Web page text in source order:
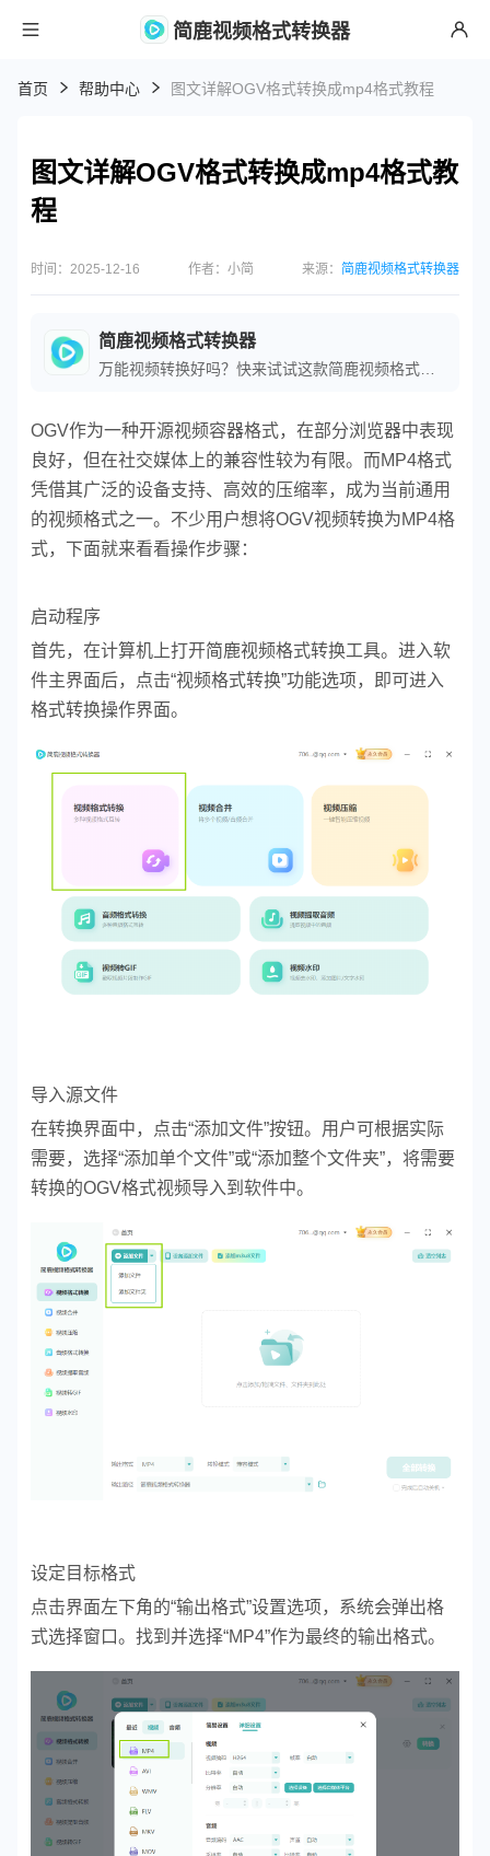
简鹿视频格式转换器
首页 帮助中心 图文详解OGV格式转换成mp4格式教程
图文详解OGV格式转换成mp4格式教
程
时间：2025-12-16 作者：小简 来源： 简鹿视频格式转换器
简鹿视频格式转换器
OGV作为一种开源视频容器格式，在部分浏览器中表现
良好，但在社交媒体上的兼容性较为有限。而MP4格式
凭借其广泛的设备支持、高效的压缩率，成为当前通用
的视频格式之一。不少用户想将OGV视频转换为MP4格
式，下面就来看看操作步骤：
启动程序
首先，在计算机上打开简鹿视频格式转换工具。进入软
件主界面后，点击“视频格式转换”功能选项，即可进入
格式转换操作界面。
导入源文件
在转换界面中，点击“添加文件”按钮。用户可根据实际
需要，选择“添加单个文件”或“添加整个文件夹”，将需要
转换的OGV格式视频导入到软件中。
设定目标格式
点击界面左下角的“输出格式”设置选项，系统会弹出格
式选择窗口。找到并选择“MP4”作为最终的输出格式。